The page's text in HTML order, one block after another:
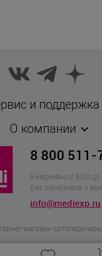
и поддержка
О компании
8 800 511-
Ежедневно с 8:00 до
Без перерывов и
info@mediexp.ru
магазин